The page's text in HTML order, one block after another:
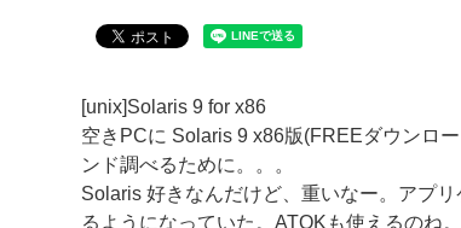
[unix]Solaris 9 for x86
空きPCに Solaris 9 x86版(FREEダウンロ
ンド調べるために。。。
Solaris 好きなんだけど、重いなー。アプ
るようになっていた。ATOKも使えるのね。